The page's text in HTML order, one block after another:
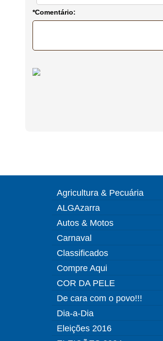
*Comentário:
Agricultura & Pecuária
ALGAzarra
Autos & Motos
Carnaval
Classificados
Compre Aqui
COR DA PELE
De cara com o povo!!!
Dia-a-Dia
Eleições 2016